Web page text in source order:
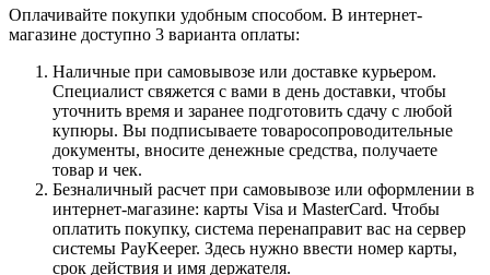
Оплачивайте покупки удобным способом. В интернет-
магазине доступно 3 варианта оплаты:
Наличные при самовывозе или доставке курьером.
Специалист свяжется с вами в день доставки, чтобы
уточнить время и заранее подготовить сдачу с любой
купюры. Вы подписываете товаросопроводительные
документы, вносите денежные средства, получаете
товар и чек.
Безналичный расчет при самовывозе или оформлении в
интернет-магазине: карты Visa и MasterCard. Чтобы
оплатить покупку, система перенаправит вас на сервер
системы PayKeeper. Здесь нужно ввести номер карты,
срок действия и имя держателя.